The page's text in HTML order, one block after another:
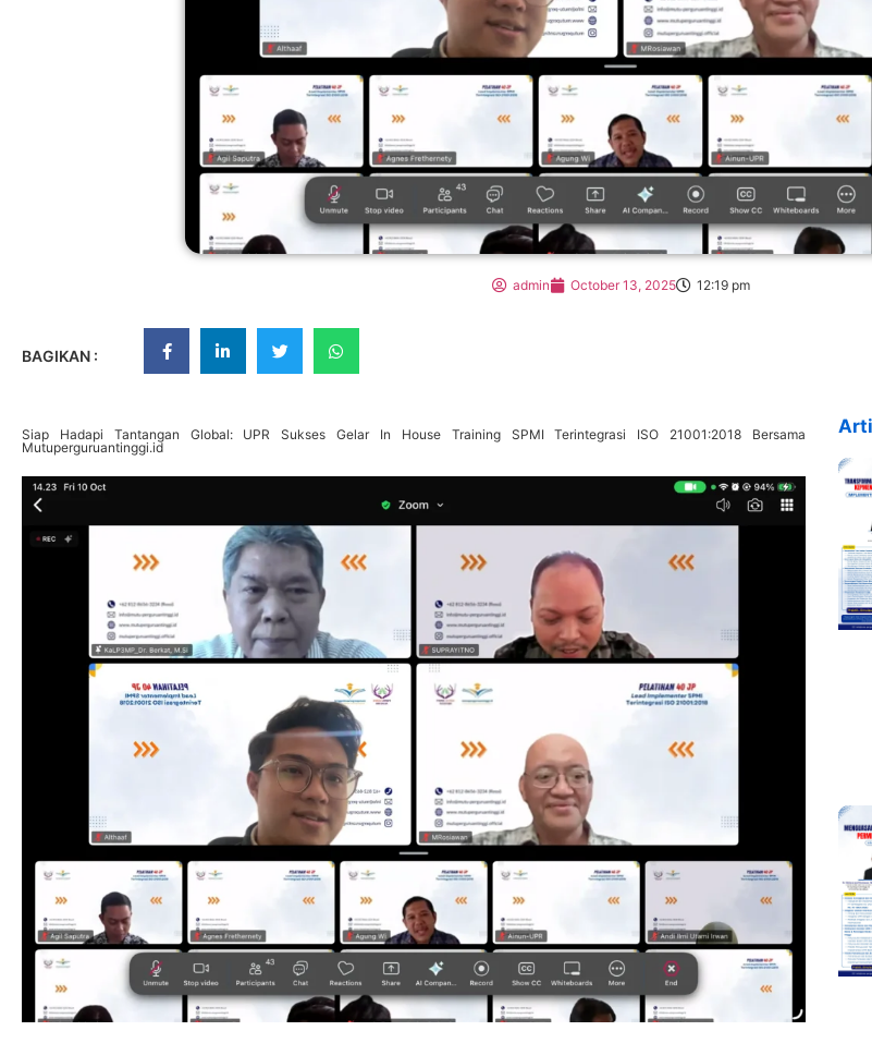
admin October 13, 2025 12:19 pm
BAGIKAN :
Siap Hadapi Tantangan Global: UPR Sukses Gelar In House Training SPMI Terintegrasi ISO 21001:2018 Bersama
Mutuperguruantinggi.id